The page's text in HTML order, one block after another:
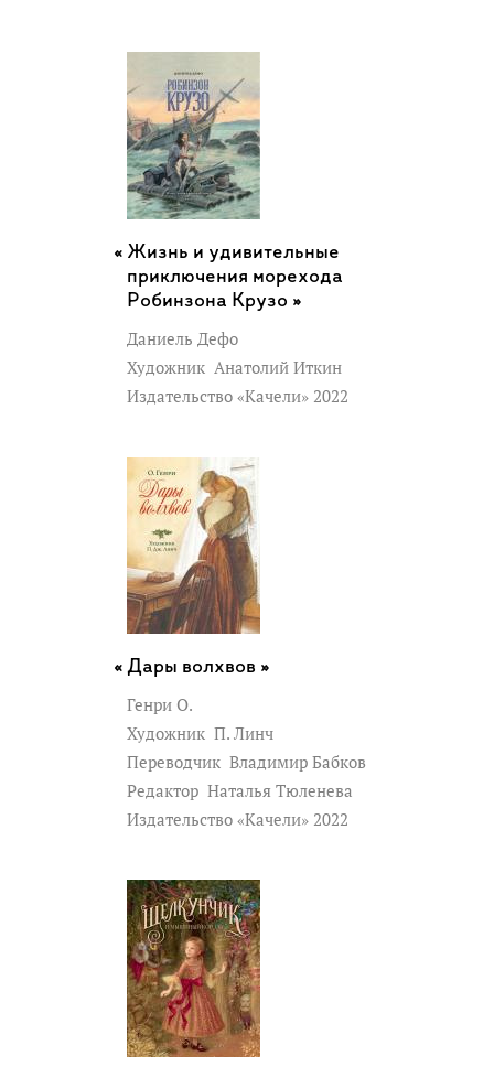
Жизнь и удивительные
приключения морехода
Робинзона Крузо »
Даниель Дефо
Художник Анатолий Иткин
Издательство «Качели» 2022
Дары волхвов »
Генри О.
Художник П. Линч
Переводчик Владимир Бабков
Редактор Наталья Тюленева
Издательство «Качели» 2022